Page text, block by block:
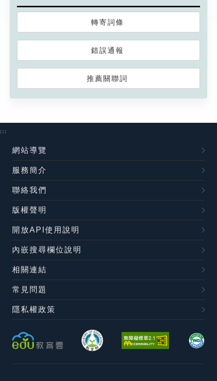
轉寄詞條
錯誤通報
推薦關聯詞
:::
網站導覽
服務簡介
聯絡我們
版權聲明
開放API使用說明
內嵌搜尋欄位說明
相關連結
常見問題
隱私權政策